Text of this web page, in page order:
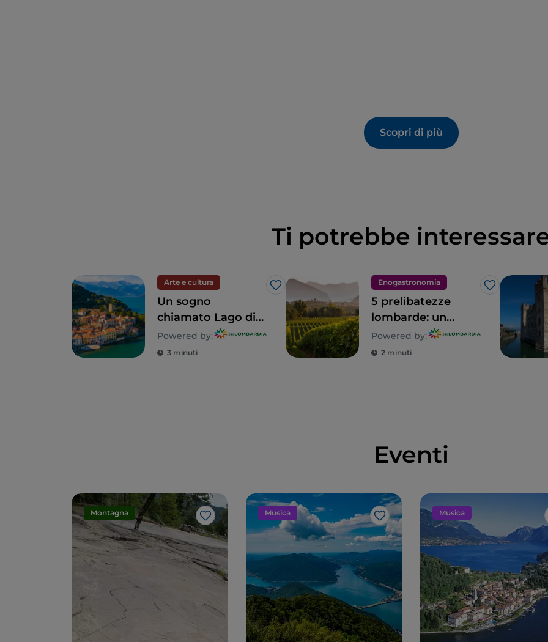
Scopri di più
Ti potrebbe
Arte e cultura
Like
Un sogno
chiamato Lago di
Como: un tour alla
scoperta di 5 ville
Powered by:
3 minuti
Enogastronomia
Like
5 prelibatezze
lombarde: un
territorio tutto da
gustare
Powered by:
2 minuti
Eventi
Montagna
Like
Musica
Like
Musica